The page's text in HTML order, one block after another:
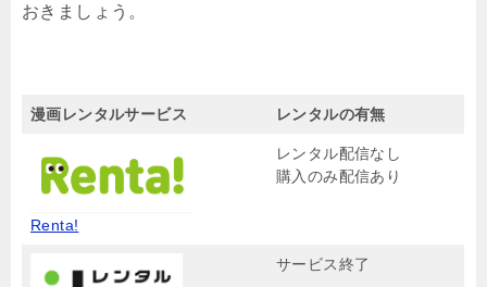
おきましょう。
漫画レンタルサービス レンタルの有無
Renta!
レンタル配信なし
購入のみ配信あり
サービス終了